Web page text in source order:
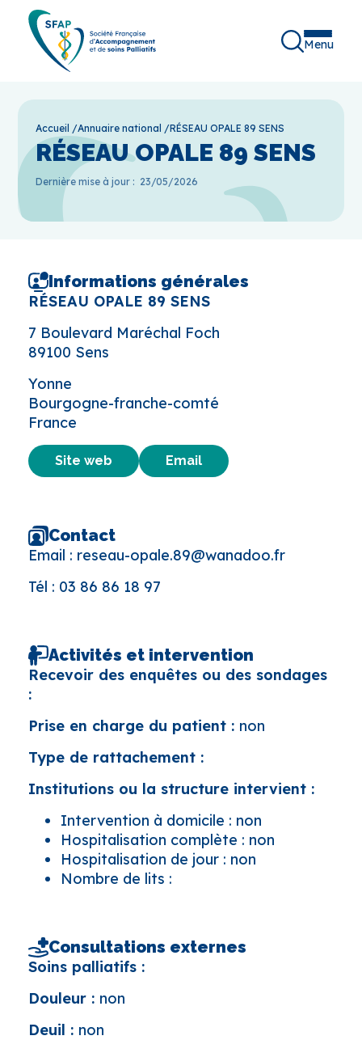
Menu
Accueil /Annuaire national /RÉSEAU OPALE 89 SENS
RÉSEAU OPALE 89 SENS
Dernière mise à jour : 23/05/2026
Informations générales
RÉSEAU OPALE 89 SENS
7 Boulevard Maréchal Foch
89100 Sens
Yonne
Bourgogne-franche-comté
France
Site web Email
Contact
Email : reseau-opale.89@wanadoo.fr
Tél : 03 86 86 18 97
Activités et intervention
Recevoir des enquêtes ou des sondages
:
Prise en charge du patient : non
Type de rattachement :
Institutions ou la structure intervient :
Intervention à domicile : non
Hospitalisation complète : non
Hospitalisation de jour : non
Nombre de lits :
Consultations externes
Soins palliatifs :
Douleur : non
Deuil : non